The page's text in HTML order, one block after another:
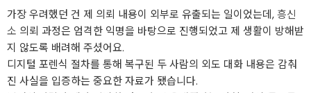
가장 우려했던 건 제 의뢰 내용이 외부로 유출되는 일이었는데,흥신
소 의뢰 과정은 엄격한 익명을 바탕으로 진행되었고 제 생활이 방해받
지 않도록 배려해 주셨어요.
디지털 포렌식 절차를 통해 복구된 두 사람의 외도 대화 내용은 감춰
진 사실을 입증하는 중요한 자료가 됐습니다.